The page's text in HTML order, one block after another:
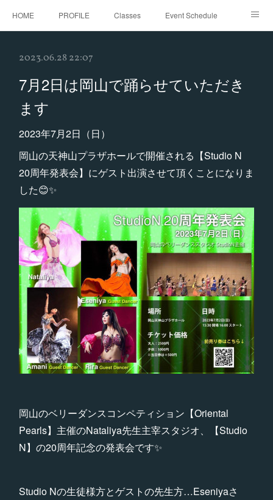
HOME PROFILE Classes Event Schedule
2023.06.28 22:07
7月2日は岡山で踊らせていただき
ます
2023年7月2日（日）
岡山の天神山プラザホールで開催される【Studio N
20周年発表会】にゲスト出演させて頂くことになりま
した😊✨
岡山のベリーダンスコンペティション【Oriental
Pearls】主催のNataliya先生主宰スタジオ、【Studio
N】の20周年記念の発表会です✨
Studio Nの生徒様方とゲストの先生方…Eseniyaさ